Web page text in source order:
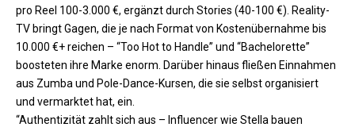
pro Reel 100-3.000 €, ergänzt durch Stories (40-100 €). Reality-
TV bringt Gagen, die je nach Format von Kostenübernahme bis
10.000 €+ reichen – “Too Hot to Handle” und “Bachelorette”
boosteten ihre Marke enorm. Darüber hinaus fließen Einnahmen
aus Zumba und Pole-Dance-Kursen, die sie selbst organisiert
und vermarktet hat, ein.
“Authentizität zahlt sich aus – Influencer wie Stella bauen